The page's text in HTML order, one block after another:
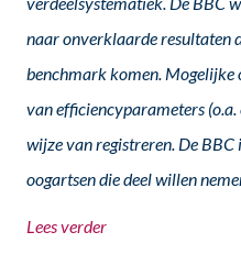
naar onverklaarde resultaten
benchmark komen. Mogelijke
van efficiencyparameters (o.a.
wijze van registreren. De
oogartsen die deel willen
Lees verder